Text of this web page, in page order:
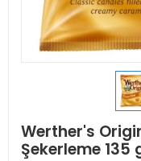
Werther's
Şekerleme 135